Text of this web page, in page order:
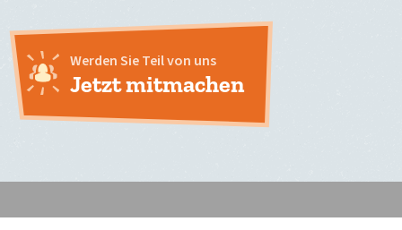
Werden Sie Teil von uns
Jetzt mitmachen